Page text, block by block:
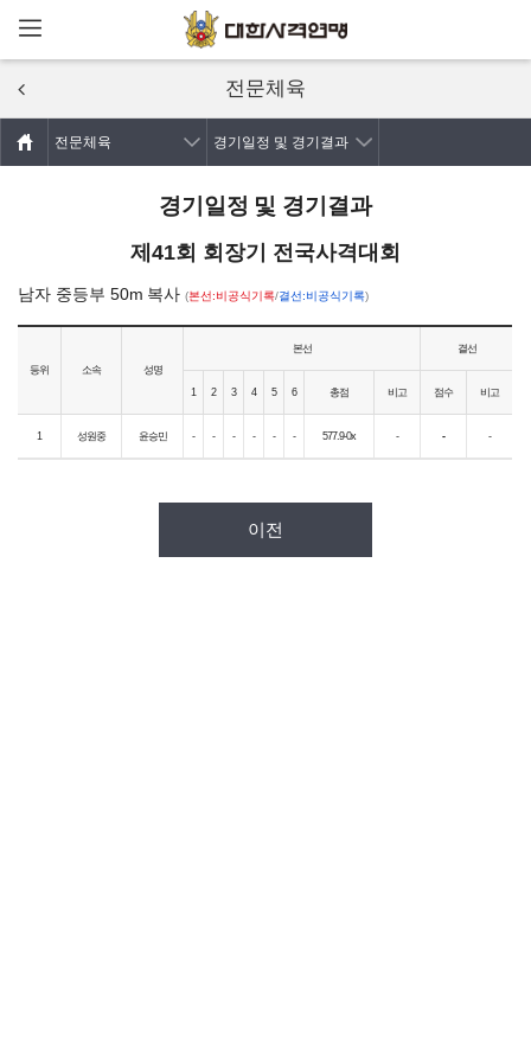
주요콘텐츠로
전문체육
전문체육 경기일정 및 경기결과
경기일정 및 경기결과
제41회 회장기 전국사격대회
남자 중등부 50m 복사(본선:비공식기록/결선:비공식기록)
등위 소속 성명
본선 결선
1 2 3 4 5 6 총점 비고 점수 비고
1 성원중 윤승민 - - - - - - 577.9-0x - - -
이전